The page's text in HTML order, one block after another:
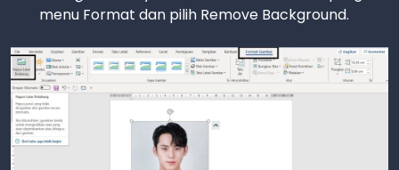
menu Format dan pilih Remove Background.